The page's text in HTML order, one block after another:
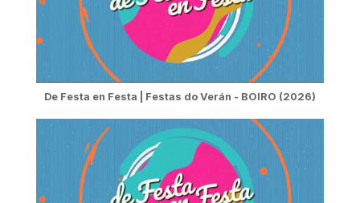
De Festa en Festa | Festas do Verán - BOIRO (2026)